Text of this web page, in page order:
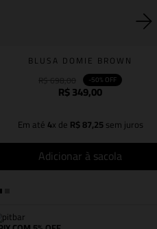
BLUSA DOMIE BROWN
-50% OFF
R$349,00
Em até 4x de R$87,25sem juros
Adicionar à sacola